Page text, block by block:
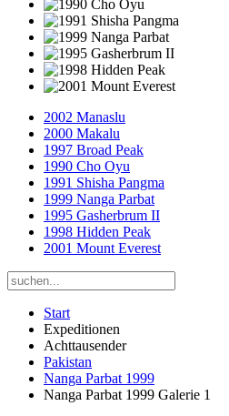
2002 Manaslu
2000 Makalu
1997 Broad Peak
1990 Cho Oyu
1991 Shisha Pangma
1999 Nanga Parbat
1995 Gasherbrum II
1998 Hidden Peak
2001 Mount Everest
Start
Expeditionen
Achttausender
Pakistan
Nanga Parbat 1999
Nanga Parbat 1999 Galerie 1